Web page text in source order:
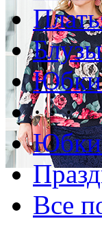
Юбки
· · ·
Юбки
Все